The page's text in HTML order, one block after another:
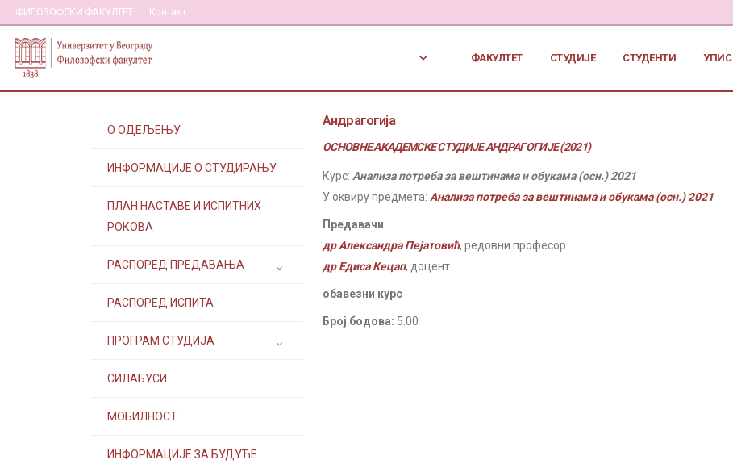
ФИЛОЗОФСКИ ФАКУЛТЕТ Контакт
ФАКУЛТЕТ СТУДИЈЕ СТУДЕНТИ УПИС
О ОДЕЉЕЊУ
ИНФОРМАЦИЈЕ О СТУДИРАЊУ
ПЛАН НАСТАВЕ И ИСПИТНИХ
РОКОВА
РАСПОРЕД ПРЕДАВАЊА
РАСПОРЕД ИСПИТА
ПРОГРАМ СТУДИЈА
СИЛАБУСИ
МОБИЛНОСТ
ИНФОРМАЦИЈЕ ЗА БУДУЋЕ
Андрагогија
ОСНОВНЕ АКАДЕМСКЕ СТУДИЈЕ АНДРАГОГИЈЕ (2021)
Курс: Анализа потреба за вештинама и обукама (осн.) 2021
У оквиру предмета: Анализа потреба за вештинама и обукама (осн.) 2021
Предавачи
др Александра Пејатовић, редовни професор
др Едиса Кецап, доцент
обавезни курс
Број бодова: 5.00